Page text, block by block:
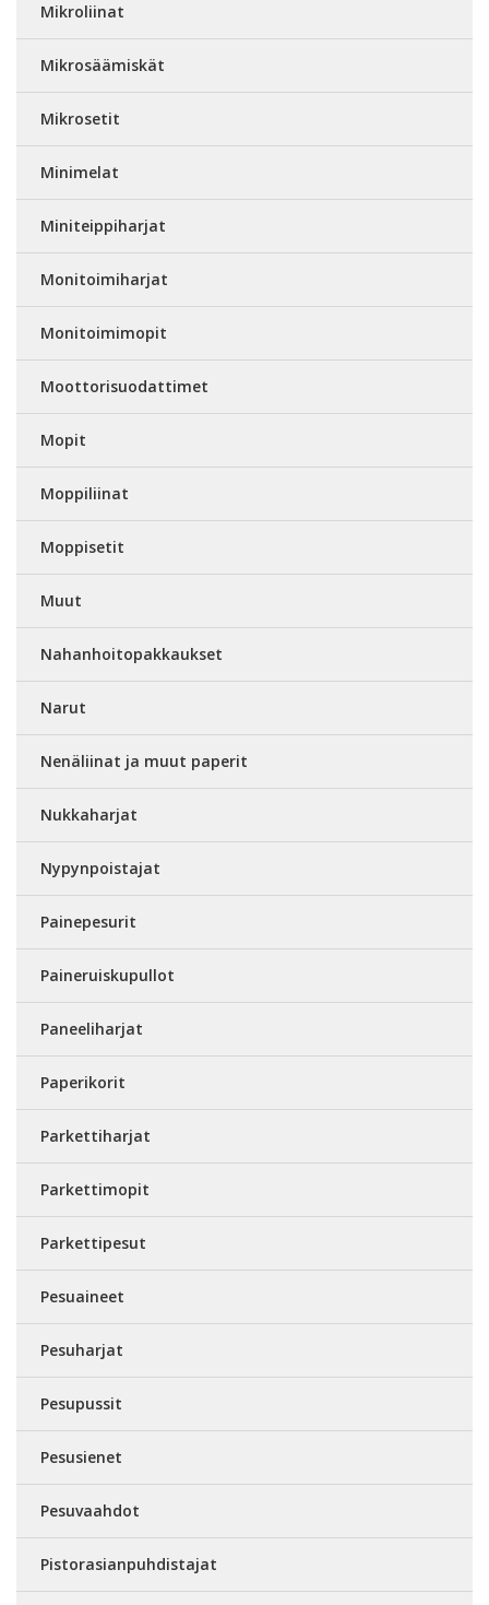
Mikroliinat
Mikrosäämiskät
Mikrosetit
Minimelat
Miniteippiharjat
Monitoimiharjat
Monitoimimopit
Moottorisuodattimet
Mopit
Moppiliinat
Moppisetit
Muut
Nahanhoitopakkaukset
Narut
Nenäliinat ja muut paperit
Nukkaharjat
Nypynpoistajat
Painepesurit
Paineruiskupullot
Paneeliharjat
Paperikorit
Parkettiharjat
Parkettimopit
Parkettipesut
Pesuaineet
Pesuharjat
Pesupussit
Pesusienet
Pesuvaahdot
Pistorasianpuhdistajat